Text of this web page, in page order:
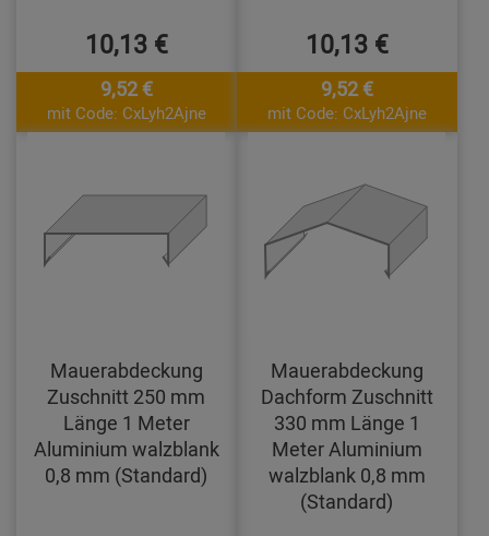
10,13 €
9,52 €
mit Code: CxLyh2Ajne
10,13 €
9,52 €
mit Code: CxLyh2Ajne
Mauerabdeckung
Zuschnitt 250 mm
Länge 1 Meter
Aluminium walzblank
0,8 mm (Standard)
Mauerabdeckung
Dachform Zuschnitt
330 mm Länge 1
Meter Aluminium
walzblank 0,8 mm
(Standard)